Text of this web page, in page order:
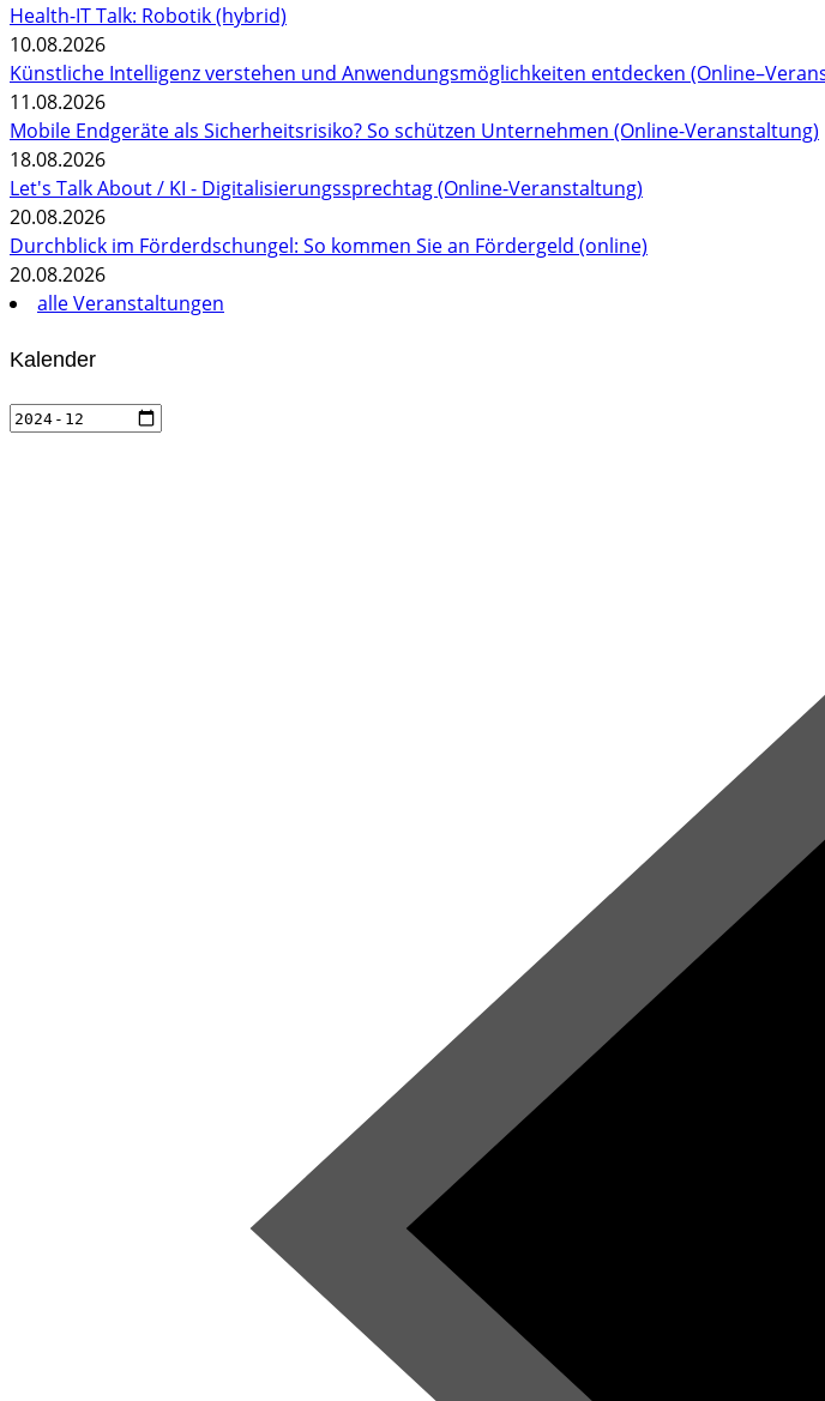
Health-IT Talk: Robotik (hybrid)
10.08.2026
Künstliche Intelligenz verstehen und Anwendungsmöglichkeiten entdecken
11.08.2026
Mobile Endgeräte als Sicherheitsrisiko? So schützen Unternehmen (Online-Veranstaltung)
18.08.2026
Let's Talk About / KI - Digitalisierungssprechtag (Online-Veranstaltung)
20.08.2026
Durchblick im Förderdschungel: So kommen Sie an Fördergeld (online)
20.08.2026
alle Veranstaltungen
Kalender